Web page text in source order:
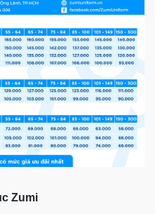
Zumi